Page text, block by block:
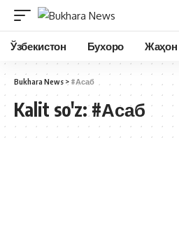
Ўзбекистон Бухоро Жаҳон
Bukhara News > #Асаб
Kalit so'z:#Асаб